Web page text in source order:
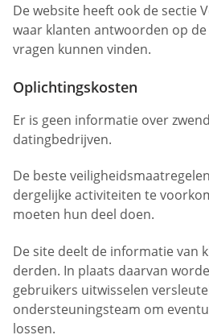
De website heeft ook de sectie
waar klanten antwoorden op
vragen kunnen vinden.
Oplichtingskosten
Er is geen informatie over
datingbedrijven.
De beste
dergelijke activiteiten te
moeten hun deel doen.
De site deelt de informatie van
derden. In plaats daarvan
gebruikers uitwisselen
ondersteuningsteam om
lossen.